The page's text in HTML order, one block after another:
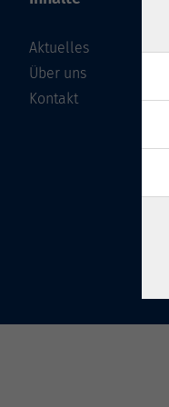
Aktuelles
Über uns
Kontakt